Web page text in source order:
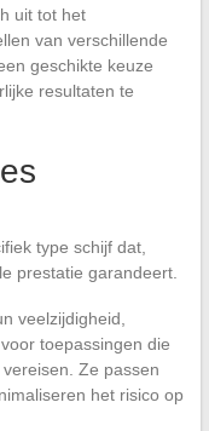
uit tot het
van verschillende
geschikte keuze
resultaten te
type schijf dat,
prestatie garandeert.
veelzijdigheid,
toepassingen die
Ze passen
het risico op